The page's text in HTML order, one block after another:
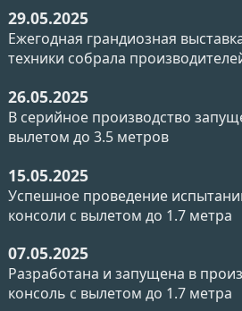
29.05.2025
Ежегодная грандиозная
техники собрала
26.05.2025
В серийное производство
вылетом до 3.5 метров
15.05.2025
Успешное проведение
консоли с вылетом до 1.7 метра
07.05.2025
Разработана и запущена в
консоль с вылетом до 1.7 метра